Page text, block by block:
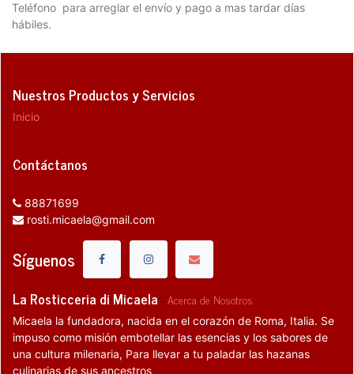
Teléfono para arreglar el envío y pago a mas tardar días
hábiles.
Nuestros Productos y Servicios
Inicio
Contáctanos
88871699
rosti.micaela@gmail.com
Síguenos
La Rosticceria di Micaela -Acerca de Nosotros
Micaela la fundadora, nacida en el corazón de Roma, Italia. Se
impuso como misión embotellar las esencias y los sabores de
una cultura milenaria, Para llevar a tu paladar las hazanas
culinarias de sus ancestros